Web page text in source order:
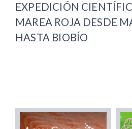
EXPEDICIÓN
MAREA ROJA DESDE
HASTA BIOBÍO